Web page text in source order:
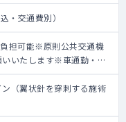
・交通費別）
担可能※原則公共交通機
いたします※車通勤・タ
（翼状針を穿刺する施術